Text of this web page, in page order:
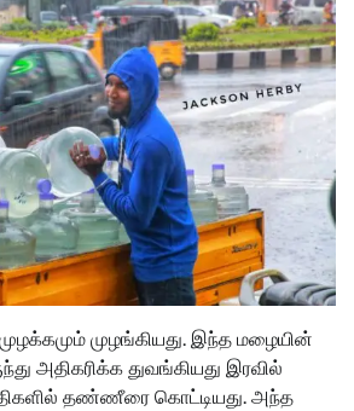
முழங்கியது. இந்த மழையின்
அதிகரிக்க துவங்கியது இரவில்
தண்ணீரை கொட்டியது. அந்த